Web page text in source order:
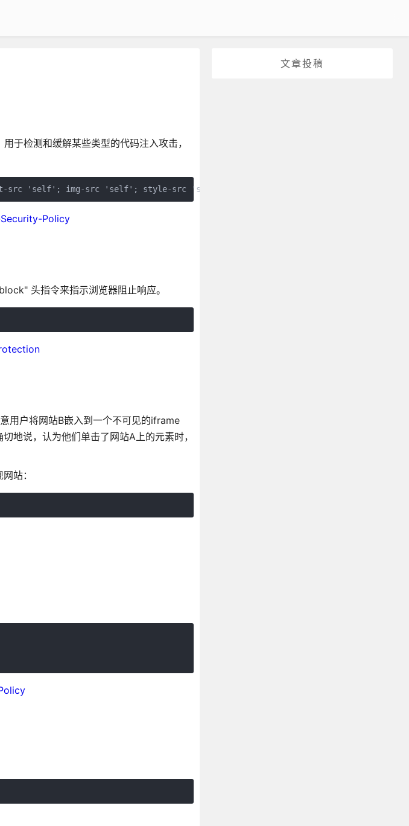
文章投稿
于检测和缓解某些类型的代码注入攻击，
src 'self'; img-src 'self'; style-src 'self'; connect-src 'self'">
Policy
头指令来指示浏览器阻止响应。
用户将网站B嵌入到一个不可见的iframe
地说，认为他们单击了网站A上的元素时，
站：